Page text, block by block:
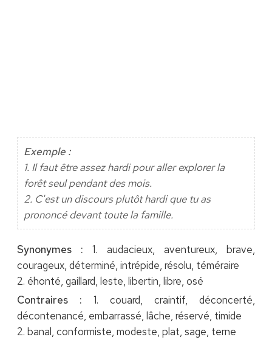
Exemple :
1. Il faut être assez hardi pour aller explorer la
forêt seul pendant des mois.
2. C'est un discours plutôt hardi que tu as
prononcé devant toute la famille.
Synonymes : 1. audacieux, aventureux, brave,
courageux, déterminé, intrépide, résolu, téméraire
2. éhonté, gaillard, leste, libertin, libre, osé
Contraires : 1. couard, craintif, déconcerté,
décontenancé, embarrassé, lâche, réservé, timide
2. banal, conformiste, modeste, plat, sage, terne